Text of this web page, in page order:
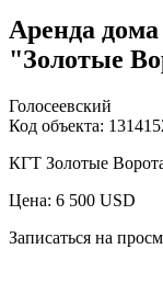
Аренда
"Золотые
Голосеевский
Код объекта:
КГТ Золотые
Цена: 6 500 USD
Записаться на